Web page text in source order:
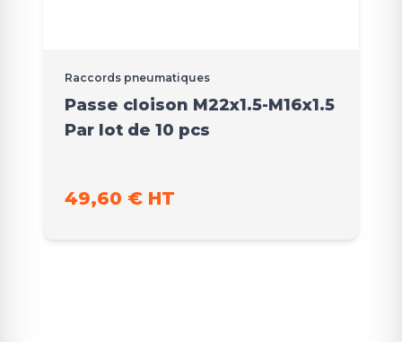
Raccords pneumatiques
Passe cloison M22x1.5-M16x1.5
Par lot de 10 pcs
49,60 € HT